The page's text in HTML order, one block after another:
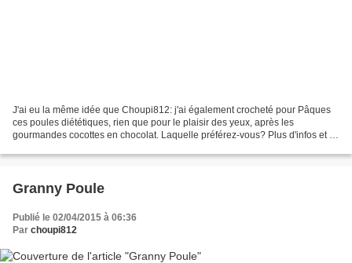
J'ai eu la même idée que Choupi812: j'ai également crocheté pour Pâques
ces poules diététiques, rien que pour le plaisir des yeux, après les
gourmandes cocottes en chocolat. Laquelle préférez-vous? Plus d'infos et le
Granny Poule
Publié le 02/04/2015 à 06:36
Par choupi812